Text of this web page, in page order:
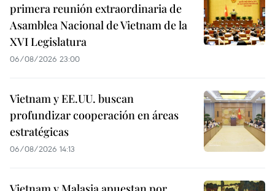
primera reunión extraordinaria de
Asamblea Nacional de Vietnam de la
XVI Legislatura
06/08/2026 23:00
Vietnam y EE.UU. buscan
profundizar cooperación en áreas
estratégicas
06/08/2026 14:13